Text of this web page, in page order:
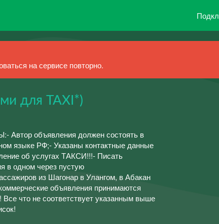
на сервисе повторно.
для TAXI*)
объявления должен состоять в
языке РФ;- Указаны контактные данные
об услугах ТАКСИ!!!- Писать
в одном через пустую
из Шагонар в Улангом, в Абакан
объявления принимаются
что не соответствует указанным выше